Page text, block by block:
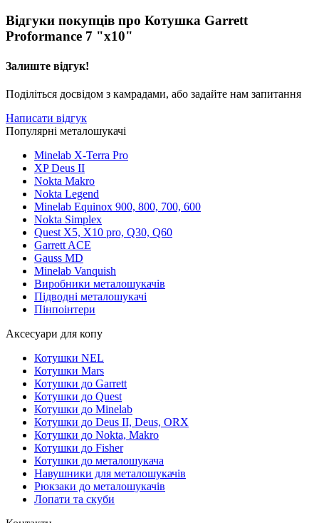
Відгуки покупців про Котушка Garrett
Proformance 7 "x10"
Залиште відгук!
Поділіться досвідом з камрадами, або задайте нам запитання
Написати відгук
Популярні металошукачі
Minelab X-Terra Pro
XP Deus II
Nokta Makro
Nokta Legend
Minelab Equinox 900, 800, 700, 600
Nokta Simplex
Quest X5, X10 pro, Q30, Q60
Garrett ACE
Gauss MD
Minelab Vanquish
Виробники металошукачів
Підводні металошукачі
Пінпоінтери
Аксесуари для копу
Котушки NEL
Котушки Mars
Котушки до Garrett
Котушки до Quest
Котушки до Minelab
Котушки до Deus II, Deus, ORX
Котушки до Nokta, Makro
Котушки до Fisher
Котушки до металошукача
Навушники для металошукачів
Рюкзаки до металошукачів
Лопати та скуби